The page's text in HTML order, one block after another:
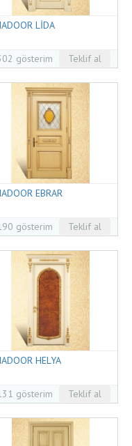
LİDA
gösterim Teklif al
EBRAR
gösterim Teklif al
HELYA
gösterim Teklif al